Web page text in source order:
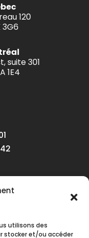
utilisons des
stocker et/ou accéder
120
3G6
suite 301
1E4